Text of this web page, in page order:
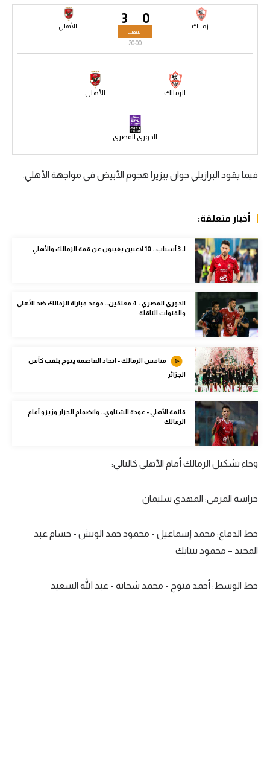
الدوري الإنجليزي
الدوري الإسباني
كرة سلة
كرة طائرة
الوطن العربي
في المونديال
رياضة نسائية
آسيا
أمريكا
ركن الألعاب
أقسام خاصة
Gamers
ميركاتو
تحقيق في الجول
تقرير في الجول
حكايات في الجول
فيديو في الجول
0 الزمالك 3 الأهلي
انتهت
20:00
الزمالك الأهلي
الدوري المصري
فيما يقود البرازيلي جوان بيزيرا هجوم الأبيض في مواجهة الأهلي.
أخبار متعلقة:
لـ 3 أسباب.. 10 لاعبين يغيبون عن قمة الزمالك والأهلي
الدوري المصري - 4 معلقين.. موعد مباراة الزمالك ضد الأهلي
والقنوات الناقلة
منافس الزمالك - اتحاد العاصمة يتوج بلقب كأس
الجزائر
قائمة الأهلي - عودة الشناوي.. وانضمام الجزار وزيزو أمام
الزمالك
وجاء تشكيل الزمالك أمام الأهلي كالتالي:
حراسة المرمى: المهدي سليمان
خط الدفاع: محمد إسماعيل - محمود حمد الونش - حسام عبد
المجيد – محمود بنتايك
خط الوسط: أحمد فتوح - محمد شحاتة - عبد الله السعيد